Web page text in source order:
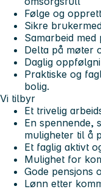
Følge og
Sikre
Samarbeid
Delta på møter
Daglig
Praktiske og
bolig.
Vi tilbyr
Et trivelig
En spennende,
muligheter til å
Et faglig aktivt
Mulighet for
Gode pensjons
Lønn etter